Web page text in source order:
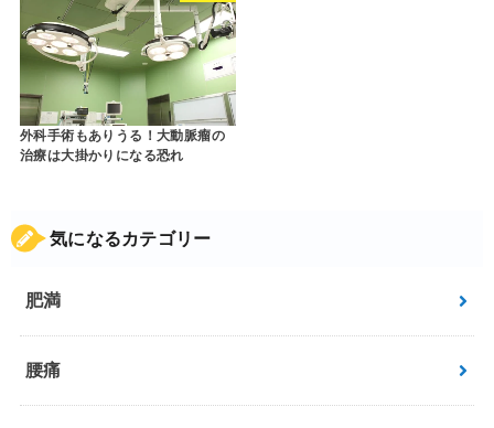
外科手術もありうる！大動脈瘤の
治療は大掛かりになる恐れ
気になるカテゴリー
肥満
腰痛